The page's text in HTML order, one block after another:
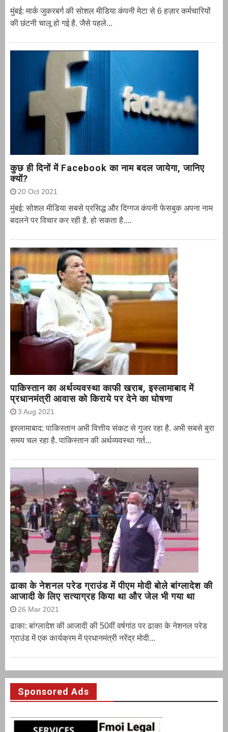
मुंबई: मार्क जुकरबर्ग की सोशल मीडिया कंपनी मेटा से 6 हज़ार कर्मचारियों
की छंटनी चालू हो गई है. जैसे पहले...
कुछ ही दिनों में Facebook का नाम बदल जायेगा, जानिए
क्यों?
20 Oct 2021
मुंबई: सोशल मीडिया सबसे प्रसिद्ध और दिग्गज कंपनी फेसबुक अपना नाम
बदलने पर विचार कर रही है. हो सकता है....
पाकिस्तान का अर्थव्यवस्था काफी खराब, इस्लामाबाद में
प्रधानमंत्री आवास को किराये पर देने का घोषणा
3 Aug 2021
इस्लामाबाद: पाकिस्तान अभी वित्तीय संकट से गुजर रहा है. अभी सबसे बुरा
समय चल रहा है. पाकिस्तान की अर्थव्यवस्था गर्त...
ढाका के नेशनल परेड ग्राउंड में पीएम मोदी बोले बांग्लादेश की
आजादी के लिए सत्याग्रह किया था और जेल भी गया था
26 Mar 2021
ढाका: बांग्लादेश की आजादी की 50वीं वर्षगांठ पर ढाका के नेशनल परेड
ग्राउंड में एक कार्यक्रम में प्रधानमंत्री नरेंद्र मोदी...
Sponsored Ads